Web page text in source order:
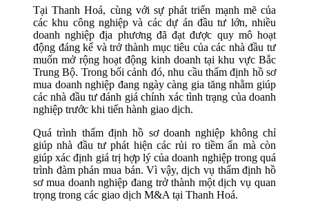
Tại Thanh Hoá, cùng với sự phát triển mạnh mẽ của
các khu công nghiệp và các dự án đầu tư lớn, nhiều
doanh nghiệp địa phương đã đạt được quy mô hoạt
động đáng kể và trở thành mục tiêu của các nhà đầu tư
muốn mở rộng hoạt động kinh doanh tại khu vực Bắc
Trung Bộ. Trong bối cảnh đó, nhu cầu thẩm định hồ sơ
mua doanh nghiệp đang ngày càng gia tăng nhằm giúp
các nhà đầu tư đánh giá chính xác tình trạng của doanh
nghiệp trước khi tiến hành giao dịch.
Quá trình thẩm định hồ sơ doanh nghiệp không chỉ
giúp nhà đầu tư phát hiện các rủi ro tiềm ẩn mà còn
giúp xác định giá trị hợp lý của doanh nghiệp trong quá
trình đàm phán mua bán. Vì vậy, dịch vụ thẩm định hồ
sơ mua doanh nghiệp đang trở thành một dịch vụ quan
trọng trong các giao dịch M&A tại Thanh Hoá.